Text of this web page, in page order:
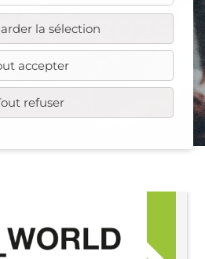
la sélection
accepter
refuser
2025